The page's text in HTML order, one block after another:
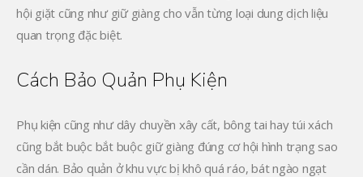
hội giặt cũng như giữ giàng cho vẫn từng loại dung dịch liệu
quan trọng đặc biệt.
Cách Bảo Quản Phụ Kiện
Phụ kiện cũng như dây chuyền xây cất, bông tai hay túi xách
cũng bắt buộc bắt buộc giữ giàng đúng cơ hội hình trạng sao
cần dán. Bảo quản ở khu vực bị khô quá ráo, bát ngào ngạt